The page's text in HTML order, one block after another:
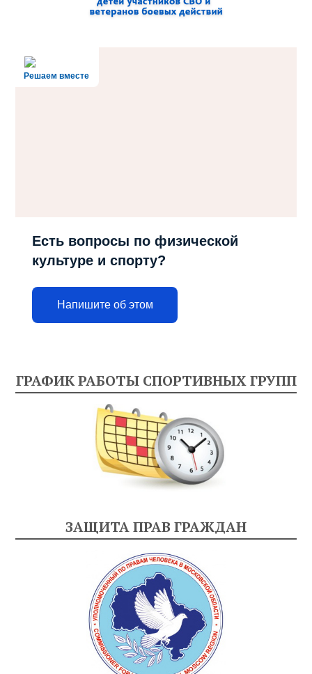
Решаем вместе
Есть вопросы по физической
культуре и спорту?
Напишите об этом
ГРАФИК РАБОТЫ СПОРТИВНЫХ ГРУПП
ЗАЩИТА ПРАВ ГРАЖДАН